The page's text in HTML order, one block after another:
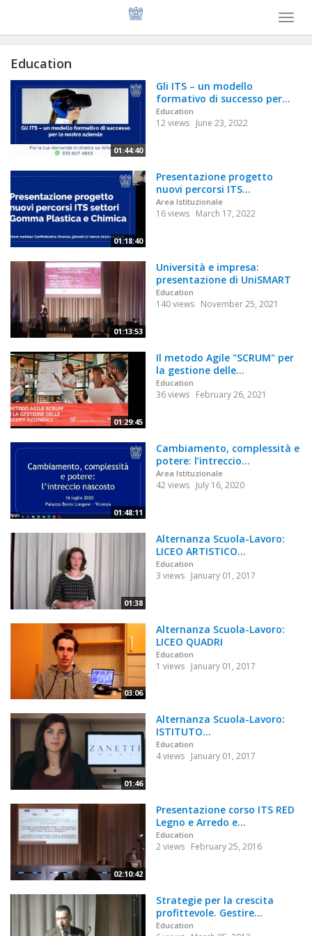
Toggle
Education
01:44:40
Gli ITS – un modello
formativo di successo per...
Education
12 views June 23, 2022
01:18:40
Presentazione progetto
nuovi percorsi ITS...
Area Istituzionale
16 views March 17, 2022
01:13:53
Università e impresa:
presentazione di UniSMART
Education
140 views November 25, 2021
01:29:45
Il metodo Agile "SCRUM" per
la gestione delle...
Education
36 views February 26, 2021
01:48:11
Cambiamento, complessità e
potere: l’intreccio...
Area Istituzionale
42 views July 16, 2020
01:38
Alternanza Scuola-Lavoro:
LICEO ARTISTICO...
Education
3 views January 01, 2017
03:06
Alternanza Scuola-Lavoro:
LICEO QUADRI
Education
1 views January 01, 2017
01:46
Alternanza Scuola-Lavoro:
ISTITUTO...
Education
4 views January 01, 2017
02:10:42
Presentazione corso ITS RED
Legno e Arredo e...
Education
2 views February 25, 2016
Strategie per la crescita
profittevole. Gestire...
Education